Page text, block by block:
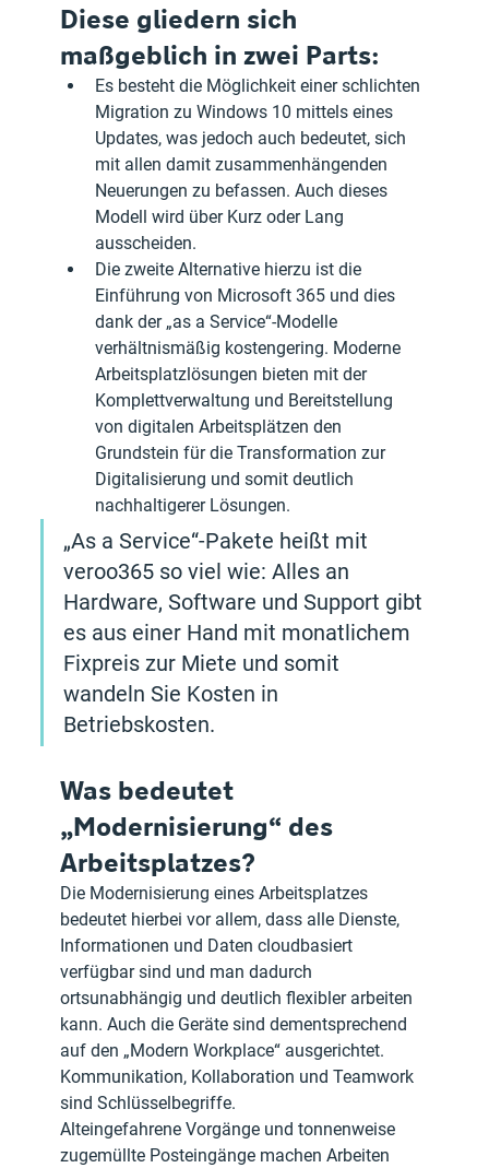
Diese gliedern sich
maßgeblich in zwei Parts:
Es besteht die Möglichkeit einer schlichten
Migration zu Windows 10 mittels eines
Updates, was jedoch auch bedeutet, sich
mit allen damit zusammenhängenden
Neuerungen zu befassen. Auch dieses
Modell wird über Kurz oder Lang
ausscheiden.
Die zweite Alternative hierzu ist die
Einführung von Microsoft 365 und dies
dank der „as a Service“-Modelle
verhältnismäßig kostengering. Moderne
Arbeitsplatzlösungen bieten mit der
Komplettverwaltung und Bereitstellung
von digitalen Arbeitsplätzen den
Grundstein für die Transformation zur
Digitalisierung und somit deutlich
nachhaltigerer Lösungen.
„As a Service“-Pakete heißt mit
veroo365 so viel wie: Alles an
Hardware, Software und Support gibt
es aus einer Hand mit monatlichem
Fixpreis zur Miete und somit
wandeln Sie Kosten in
Betriebskosten.
Was bedeutet
„Modernisierung“ des
Arbeitsplatzes?
Die Modernisierung eines Arbeitsplatzes
bedeutet hierbei vor allem, dass alle Dienste,
Informationen und Daten cloudbasiert
verfügbar sind und man dadurch
ortsunabhängig und deutlich flexibler arbeiten
kann. Auch die Geräte sind dementsprechend
auf den „Modern Workplace“ ausgerichtet.
Kommunikation, Kollaboration und Teamwork
sind Schlüsselbegriffe.
Alteingefahrene Vorgänge und tonnenweise
zugemüllte Posteingänge machen Arbeiten